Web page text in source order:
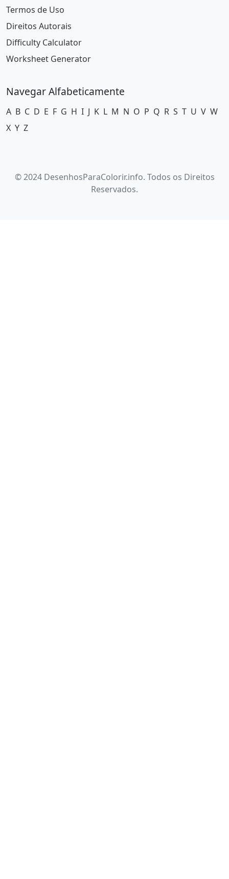
Termos de Uso
Direitos Autorais
Difficulty Calculator
Worksheet Generator
Navegar Alfabeticamente
A B C D E F G H I J K L M N O P Q R S T U V W
X Y Z
© 2024 DesenhosParaColorir.info. Todos os Direitos
Reservados.